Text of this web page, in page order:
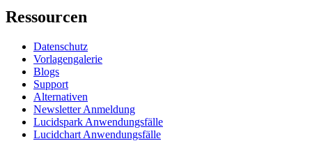
Ressourcen
Datenschutz
Vorlagengalerie
Blogs
Support
Alternativen
Newsletter Anmeldung
Lucidspark Anwendungsfälle
Lucidchart Anwendungsfälle